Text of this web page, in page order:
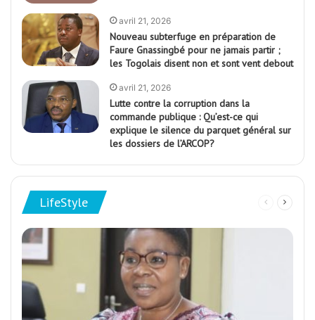
avril 21, 2026
Nouveau subterfuge en préparation de
Faure Gnassingbé pour ne jamais partir ;
les Togolais disent non et sont vent debout
avril 21, 2026
Lutte contre la corruption dans la
commande publique : Qu’est-ce qui
explique le silence du parquet général sur
les dossiers de l’ARCOP?
LifeStyle
Page